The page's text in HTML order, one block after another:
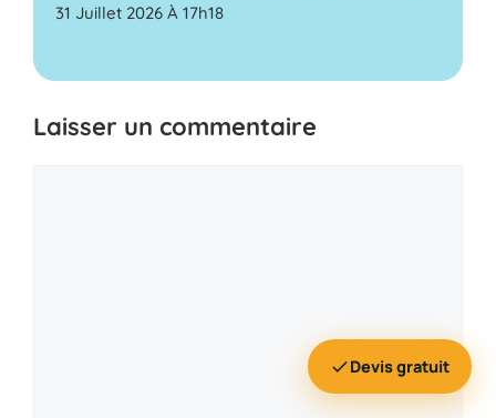
31 Juillet 2026 À 17h18
Laisser un commentaire
Devis gratuit